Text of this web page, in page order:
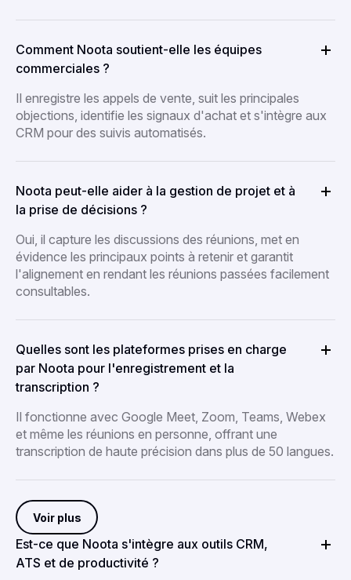
Comment Noota soutient-elle les équipes
commerciales ?
Il enregistre les appels de vente, suit les principales
objections, identifie les signaux d'achat et s'intègre aux
CRM pour des suivis automatisés.
Noota peut-elle aider à la gestion de projet et à
la prise de décisions ?
Oui, il capture les discussions des réunions, met en
évidence les principaux points à retenir et garantit
l'alignement en rendant les réunions passées facilement
consultables.
Quelles sont les plateformes prises en charge
par Noota pour l'enregistrement et la
transcription ?
Il fonctionne avec Google Meet, Zoom, Teams, Webex
et même les réunions en personne, offrant une
transcription de haute précision dans plus de 50 langues.
Voir plus
Est-ce que Noota s'intègre aux outils CRM,
ATS et de productivité ?